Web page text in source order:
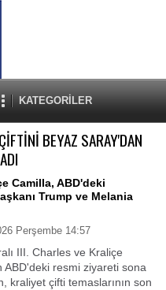
KATEGORİLER
BEYAZ SARAY'DAN
Camilla, ABD'deki
Trump ve Melania
Perşembe 14:57
III. Charles ve Kraliçe
ABD'deki resmi ziyareti sona
kraliyet çifti temaslarının son